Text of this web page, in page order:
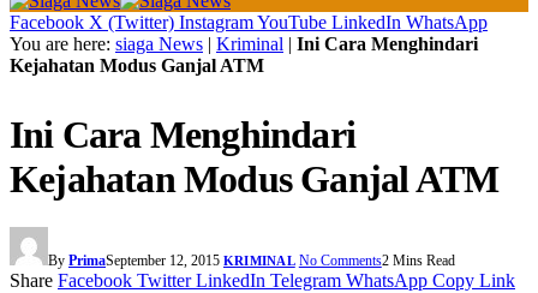
Facebook X (Twitter) InstagramYouTube LinkedIn WhatsApp
You are here: siaga News | Kriminal | Ini Cara Menghindari
Kejahatan Modus Ganjal ATM
Ini Cara Menghindari
Kejahatan Modus Ganjal ATM
By PrimaSeptember 12, 2015 KRIMINAL No Comments2 Mins Read
Share Facebook Twitter LinkedIn Telegram WhatsApp Copy Link